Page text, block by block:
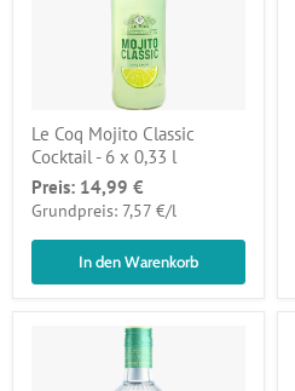
Le Coq Mojito Classic
Cocktail - 6 x 0,33 l
Preis: 14,99 €
Grundpreis: 7,57 €/pro
l
In den Warenkorb